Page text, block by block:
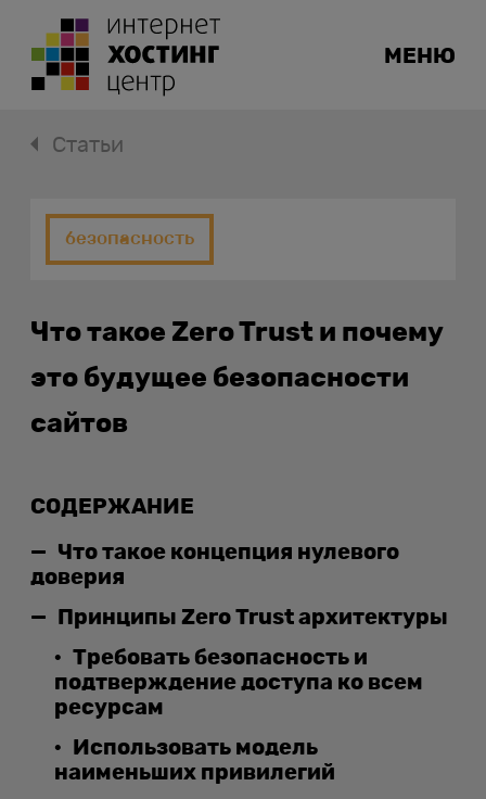
МЕНЮ
Статьи
безопасность
Что такое Zero Trust и почему
это будущее безопасности
сайтов
СОДЕРЖАНИЕ
Что такое концепция нулевого
доверия
Принципы Zero Trust архитектуры
Требовать безопасность и
подтверждение доступа ко всем
ресурсам
Использовать модель
наименьших привилегий